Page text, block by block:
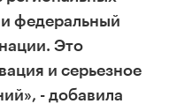
федеральный
Это
и серьезное
- добавила